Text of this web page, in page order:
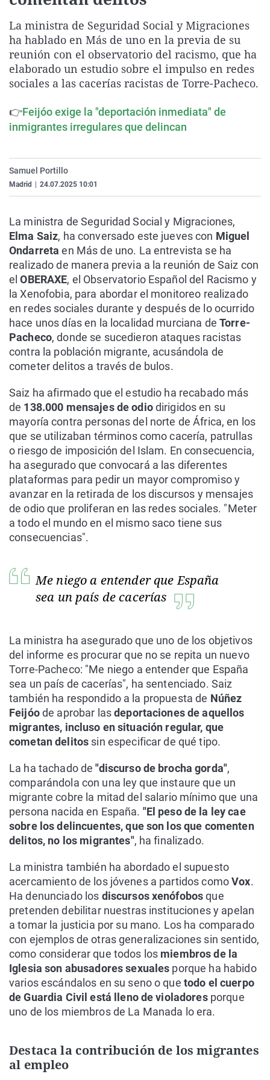
Gente viajera
Como el perro y el
Retornados
Equipo de
Operación Viuda
Galicia
La Rioja
Navarra
Televisión
Elecciones
La ministra de Seguridad Social y Migraciones
ha hablado en Más de uno en la previa de su
reunión con el observatorio del racismo, que ha
elaborado un estudio sobre el impulso en redes
sociales a las cacerías racistas de Torre-Pacheco.
👉Feijóo exige la "deportación inmediata" de
inmigrantes irregulares que delincan
Samuel Portillo
Madrid 24.07.2025 10:01
La ministra de Seguridad Social y Migraciones,
Elma Saiz, ha conversado este jueves con Miguel
Ondarreta en Más de uno. La entrevista se ha
realizado de manera previa a la reunión de Saiz con
elOBERAXE, el Observatorio Español del Racismo y
la Xenofobia, para abordar el monitoreo realizado
en redes sociales durante y después de lo ocurrido
hace unos días en la localidad murciana deTorre-
Pacheco, donde se sucedieron ataques racistas
contra la población migrante, acusándola de
cometer delitos a través de bulos.
Saiz ha afirmado que el estudio ha recabado más
de 138.000 mensajes de odiodirigidos en su
mayoría contra personas del norte de África, en los
que se utilizaban términos como cacería, patrullas
o riesgo de imposición del Islam. En consecuencia,
ha asegurado que convocará a las diferentes
plataformas para pedir un mayor compromiso y
avanzar en la retirada de los discursos y mensajes
de odio que proliferan en las redes sociales. "Meter
a todo el mundo en el mismo saco tiene sus
consecuencias".
Me niego a entender que España
sea un país de cacerías
La ministra ha asegurado que uno de los objetivos
del informe es procurar que no se repita un nuevo
Torre-Pacheco: "Me niego a entender que España
sea un país de cacerías", ha sentenciado. Saiz
también ha respondido a la propuesta de Núñez
Feijóode aprobar lasdeportaciones de aquellos
migrantes, incluso en situación regular, que
cometan delitos sin especificar de qué tipo.
La ha tachado de"discurso de brocha gorda",
comparándola con una ley que instaure que un
migrante cobre la mitad del salario mínimo que una
persona nacida en España. "El peso de la ley cae
sobre los delincuentes, que son los que comenten
delitos, no los migrantes", ha finalizado.
La ministra también ha abordado el supuesto
acercamiento de los jóvenes a partidos comoVox.
Ha denunciado los discursos xenófobosque
pretenden debilitar nuestras instituciones y apelan
a tomar la justicia por su mano. Los ha comparado
con ejemplos de otras generalizaciones sin sentido,
como considerar que todos los miembros de la
Iglesia son abusadores sexuales porque ha habido
varios escándalos en su seno o que todo el cuerpo
de Guardia Civil está lleno de violadoresporque
uno de los miembros de La Manada lo era.
Destaca la contribución de los migrantes
al empleo